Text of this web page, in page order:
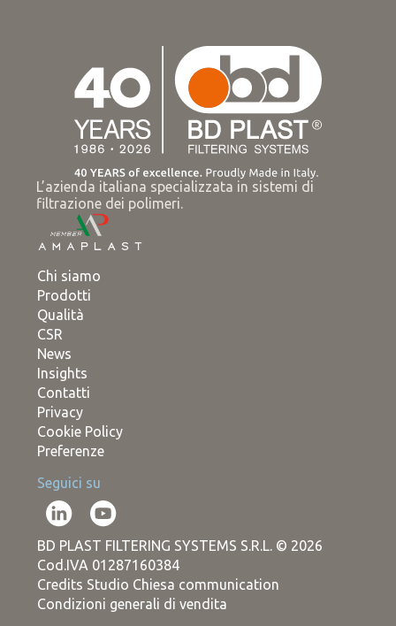
L’azienda italiana specializzata in sistemi di
filtrazione dei polimeri.
Chi siamo
Prodotti
Qualità
CSR
News
Insights
Contatti
Privacy
Cookie Policy
Preferenze
Seguici su
BD PLAST FILTERING SYSTEMS S.R.L. © 2026
Cod.IVA 01287160384
Credits Studio Chiesa communication
Condizioni generali di vendita